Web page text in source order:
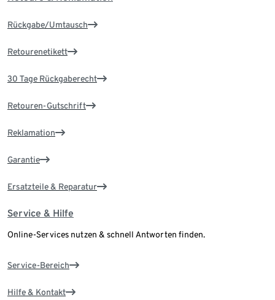
Rückgabe/Umtausch
Retourenetikett
30 Tage Rückgaberecht
Retouren-Gutschrift
Reklamation
Garantie
Ersatzteile & Reparatur
Service & Hilfe
Online-Services nutzen & schnell Antworten finden.
Service-Bereich
Hilfe & Kontakt